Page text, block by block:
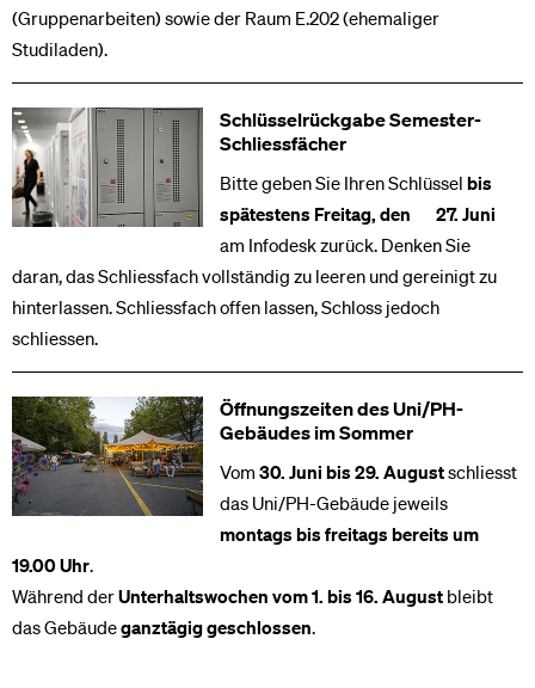
(Gruppenarbeiten) sowie der Raum E.202 (ehemaliger
Studiladen).
Schlüsselrückgabe Semester-
Schliessfächer
Bitte geben Sie Ihren Schlüssel bis
spätestens Freitag, den
27. Juni
am Infodesk zurück. Denken Sie
daran, das Schliessfach vollständig zu leeren und gereinigt zu
hinterlassen. Schliessfach offen lassen, Schloss jedoch
schliessen.
Öffnungszeiten des Uni/PH-
Gebäudes im Sommer
Vom 30. Juni bis 29. Augustschliesst
das Uni/PH-Gebäude jeweils
montags bis freitags bereits um
19.00 Uhr.
Während derUnterhaltswochen vom 1. bis 16. August bleibt
das Gebäudeganztägig geschlossen.